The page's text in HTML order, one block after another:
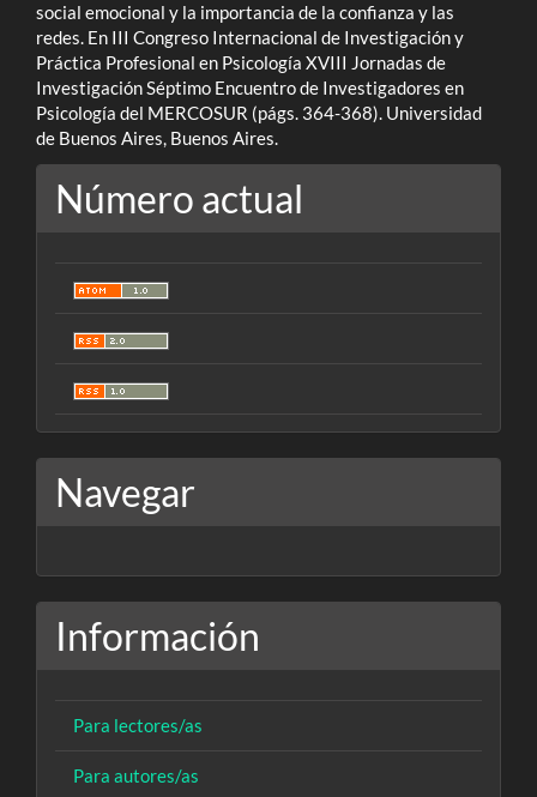
social emocional y la importancia de la confianza y las
redes. En III Congreso Internacional de Investigación y
Práctica Profesional en Psicología XVIII Jornadas de
Investigación Séptimo Encuentro de Investigadores en
Psicología del MERCOSUR (págs. 364-368). Universidad
de Buenos Aires, Buenos Aires.
Número actual
Navegar
Información
Para lectores/as
Para autores/as